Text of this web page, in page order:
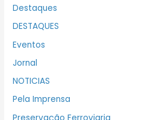
Destaques
DESTAQUES
Eventos
Jornal
NOTICIAS
Pela Imprensa
Preservação Ferroviaria